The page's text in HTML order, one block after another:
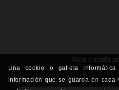
Web creada
Una cookie o galleta
información que se guarda en